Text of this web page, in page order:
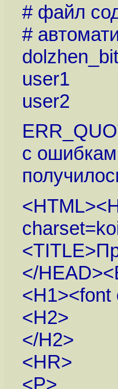
# файл
#
user1
user2
с
</
<H2>
</H2>
<HR>
<P>